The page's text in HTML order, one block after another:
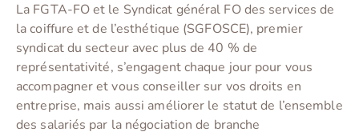
La FGTA-FO et le Syndicat général FO des services de
la coiffure et de l’esthétique (SGFOSCE), premier
syndicat du secteur avec plus de 40 % de
représentativité, s’engagent chaque jour pour vous
accompagner et vous conseiller sur vos droits en
entreprise, mais aussi améliorer le statut de l’ensemble
des salariés par la négociation de branche